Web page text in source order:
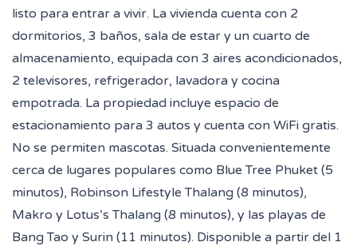
listo para entrar a vivir. La vivienda cuenta con 2
dormitorios, 3 baños, sala de estar y un cuarto de
almacenamiento, equipada con 3 aires acondicionados,
2 televisores, refrigerador, lavadora y cocina
empotrada. La propiedad incluye espacio de
estacionamiento para 3 autos y cuenta con WiFi gratis.
No se permiten mascotas. Situada convenientemente
cerca de lugares populares como Blue Tree Phuket (5
minutos), Robinson Lifestyle Thalang (8 minutos),
Makro y Lotus’s Thalang (8 minutos), y las playas de
Bang Tao y Surin (11 minutos). Disponible a partir del 1